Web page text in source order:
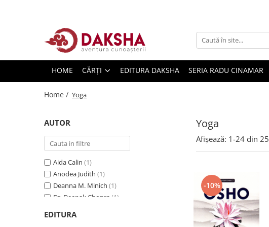
Editura Daksha
Seria Radu Cinamar
Spiritualitate
Extratereștrii
Transformare spirituală
HOME CĂRȚI EDITURA DAKSHA SERIA RADU CINAMAR
Home / Yoga
Yoga
AUTOR
Aida Calin (1)
Anodea Judith (1)
Deanna M. Minich (1)
Dr. Deepak Chopra (1)
Julia Hatcher
EDITURA
Afișează: 1-24 din 25
-10%